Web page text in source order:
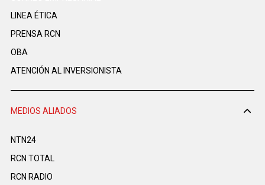
LINEA ÉTICA
PRENSA RCN
OBA
ATENCIÓN AL INVERSIONISTA
MEDIOS ALIADOS
NTN24
RCN TOTAL
RCN RADIO